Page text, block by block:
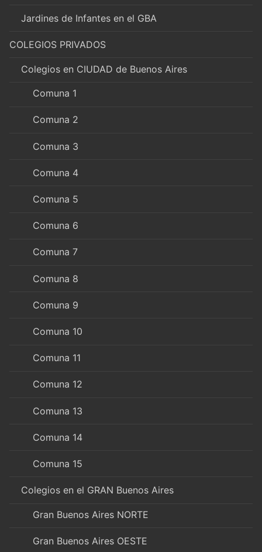
Jardines de Infantes en el GBA
COLEGIOS PRIVADOS
Colegios en CIUDAD de Buenos Aires
Comuna 1
Comuna 2
Comuna 3
Comuna 4
Comuna 5
Comuna 6
Comuna 7
Comuna 8
Comuna 9
Comuna 10
Comuna 11
Comuna 12
Comuna 13
Comuna 14
Comuna 15
Colegios en el GRAN Buenos Aires
Gran Buenos Aires NORTE
Gran Buenos Aires OESTE